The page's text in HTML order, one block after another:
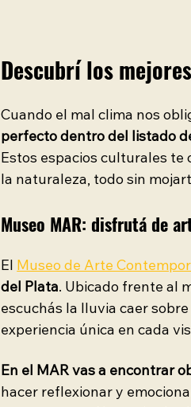
Descubrí los
Cuando el mal clima nos
perfecto dentro del listado
Estos espacios culturales
la naturaleza, todo sin
Museo MAR: disfrutá de
El Museo de Arte
del Plata. Ubicado frente al
escuchás la lluvia caer
experiencia única en cada
En el MAR vas a encontrar
hacer reflexionar y